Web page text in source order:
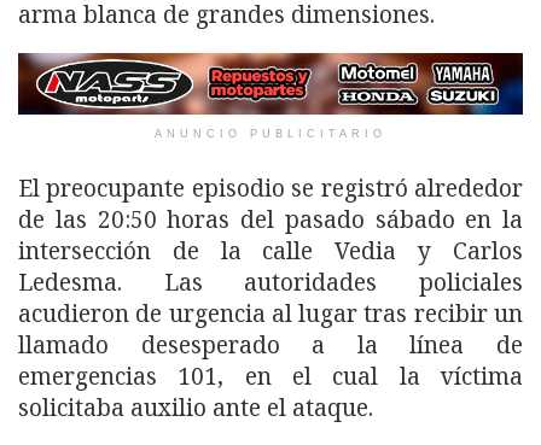
arma blanca de grandes dimensiones.
ANUNCIO PUBLICITARIO
El preocupante episodio se registró alrededor
de las 20:50 horas del pasado sábado en la
intersección de la calle Vedia y Carlos
Ledesma. Las autoridades policiales
acudieron de urgencia al lugar tras recibir un
llamado desesperado a la línea de
emergencias 101, en el cual la víctima
solicitaba auxilio ante el ataque.